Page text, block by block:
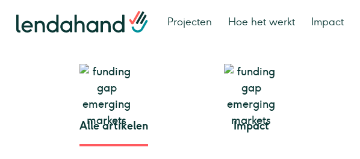
Projecten Hoe het werkt Impact
Alle artikelen Impact